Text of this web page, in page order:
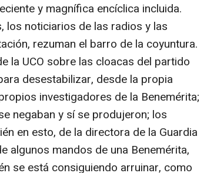
y magnífica encíclica incluida.
los noticiarios de las radios y las
rezuman el barro de la coyuntura.
la UCO sobre las cloacas del partido
desestabilizar, desde la propia
investigadores de la Benemérita;
negaban y sí se produjeron; los
en esto, de la directora de la Guardia
algunos mandos de una Benemérita,
se está consiguiendo arruinar, como